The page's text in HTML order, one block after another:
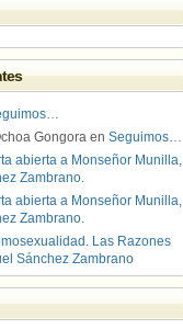
Gongora en Seguimos…
abierta a Monseñor Munilla,
Zambrano.
abierta a Monseñor Munilla,
Zambrano.
Las Razones
Sánchez Zambrano